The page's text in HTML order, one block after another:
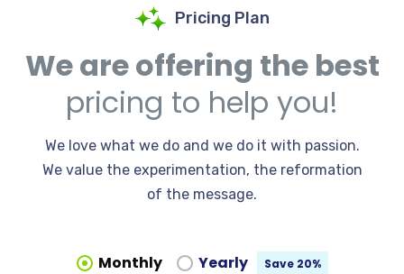
Pricing Plan
We are offering the best
pricing to help you!
We love what we do and we do it with passion.
We value the experimentation, the reformation
of the message.
Monthly Yearly Save 20%